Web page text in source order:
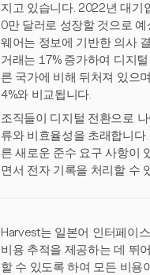
지고 있습니다. 2022년 대
0만 달러로 성장할 것으로
웨어는 정보에 기반한 의사
거래는 17% 증가하여 디지
른 국가에 비해 뒤처져 있으
4%와 비교됩니다.
조직들이 디지털 전환으로
류와 비효율성을 초래합니
른 새로운 준수 요구 사항이
면서 전자 기록을 처리할 수
Harvest는 일본어 인터페이
비용 추적을 제공하는 데 뛰
할 수 있도록 하여 모든 비용